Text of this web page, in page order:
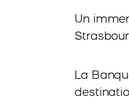
Un
La